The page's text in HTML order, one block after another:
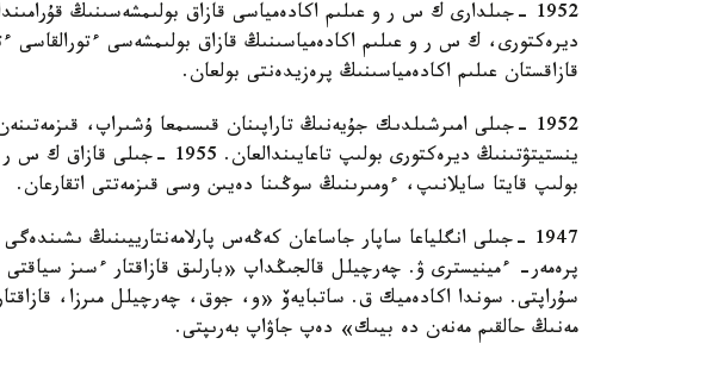
1952 -جىلدارى ك س ر و عىلىم اكادەمياسى قازاق بولىمشەسىنىڭ
ديرەكتورى، ك س ر و عىلىم اكادەمياسىنىڭ قازاق بولىمشەسى ءتورالقاسى
قازاقستان عىلىم اكادەمياسىنىڭ پرەزيدەنتى بولعان.
1952 -جىلى امىرشىلدىك جۇيەنىڭ تاراپىنان قىسىمعا ۇشىراپ،
ينستيتۋتىنىڭ ديرەكتورى بولىپ
بولىپ قايتا سايلانىپ، ءومىرىنىڭ سوڭىنا دەيىن وسى قىزمەتتى اتقارعان.
1947 -جىلى انگلياعا ساپار جاساعان كەڭەس پارلامەنتارييىنىڭ
پرەمەر- ءمينيسترى ۋ. چەرچيلل قالجىڭداپ «بارلىق قازاقتار ءسىز
سۇراپتى. سوندا اكادەميك ق. ساتبايەۆ «و، جوق، چەرچيلل مىرزا،
مەنىڭ حالقىم مەنەن دە بيىك» دەپ جاۋاپ بەرىپتى.